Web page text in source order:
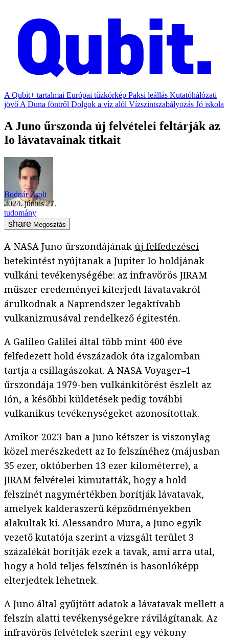
A Qubit+ tartalmai Európai tűzkörkép Paksi leállás Kutatóhálózati
jövő A Duna föntről Dolgok a víz alól Vízszintszabályozás Jó iskola
A Juno űrszonda új felvételei feltárják az
Io lávatavainak titkait
Bodnár Zsolt
2024. június 27.
tudomány
Megosztás
A NASA Juno űrszondájának új felfedezései
betekintést nyújtanak a Jupiter Io holdjának
vulkáni tevékenységébe: az infravörös JIRAM
műszer eredeményei kiterjedt lávatavakról
árulkodnak a Naprendszer legaktívabb
vulkanizmusával rendelkező égitestén.
A Galileo Galilei által több mint 400 éve
felfedezett hold évszázadok óta izgalomban
tartja a csillagászokat. A NASA Voyager–1
űrszondája 1979-ben vulkánkitörést észlelt az
Ión, a későbbi küldetések pedig további
vulkanikus tevékenységeket azonosítottak.
Amikor 2023-ban a Juno kétszer is viszonylag
közel merészkedett az Io felszínéhez (májusban
35 ezer, októberben 13 ezer kilométerre), a
JIRAM felvételei kimutatták, hogy a hold
felszínét nagymértékben borítják lávatavak,
amelyek kalderaszerű képződményekben
alakultak ki. Alessandro Mura, a Juno egyik
vezető kutatója szerint a vizsgált terület 3
százalékát borítják ezek a tavak, ami arra utal,
hogy a hold teljes felszínén is hasonlóképp
elterjedtek lehetnek.
A Juno által gyűjtött adatok a lávatavak mellett a
felszín alatti tevékenységekre rávilágítanak. Az
infravörös felvételek szerint egy vékony